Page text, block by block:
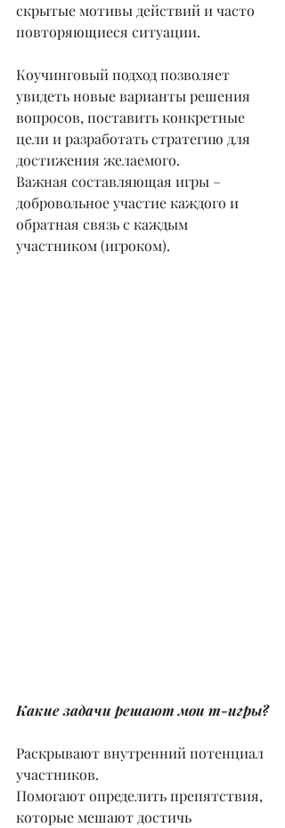
скрытые мотивы действий и часто
повторяющиеся ситуации.
Коучинговый подход позволяет
увидеть новые варианты решения
вопросов, поставить конкретные
цели и разработать стратегию для
достижения желаемого.
Важная составляющая игры –
добровольное участие каждого и
обратная связь с каждым
участником (игроком).
Какие задачи решают мои т-игры?
Раскрывают внутренний потенциал
участников.
Помогают определить препятствия,
которые мешают достичь